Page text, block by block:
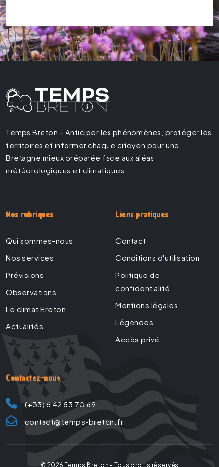
Temps Breton – Anticiper les phénomènes, protéger les
territoires et informer chaque citoyen pour une
Bretagne mieux préparée face aux aléas
météorologiques et climatiques.
Nos rubriques
Qui sommes-nous
Nos services
Prévisions
Observations
Le climat Breton
Actualités
Liens pratiques
Contact
Conditions d'utilisation
Politique de
confidentialité
Mentions légales
Légendes
Accès privé
Contactez-nous
(+33) 6 42 53 70 69
contact@temps-breton.fr
©2026 Temps Breton - Tous droits réservés